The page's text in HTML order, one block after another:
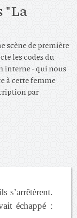
"La
scène de première
les codes du
interne - qui nous
à cette femme
par
s’arrêtèrent.
échappé :